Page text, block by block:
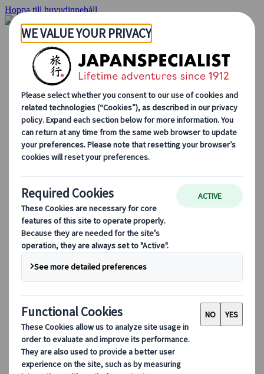
Hoppa till huvudinnehåll
Hemsidan
Resor
Individuellt resande
Gruppresor
Semester med självkörning
Utflykter
Skräddarsydda gruppresor
Japan Rail Pass
Hur vi arbetar
Om oss
Vårt team
Bli en del av vårt team
Säsongsbaserade resetips
Höjdpunkter på resmålet
Kulturella insikter
Kulinariska äventyr
Utforska Japan med tåg
Vanliga frågor och svar
Viktig information
Etikett i Japan
Körning i Japan
Boka med oss
Japan Rail Pass
Boende
Reserådgivning online
Japanspecialist
Destinationer
Alla Resmål
Matsuyama